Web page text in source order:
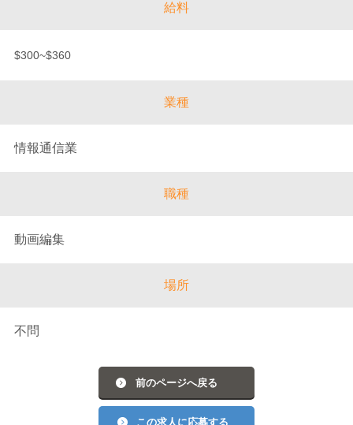
給料
$300~$360
業種
情報通信業
職種
動画編集
場所
不問
前のページへ戻る
この求人に応募する